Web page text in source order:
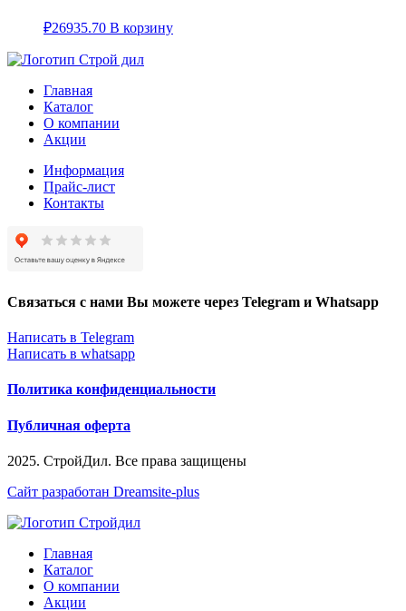
₽26935.70 В корзину
Главная
Каталог
О компании
Акции
Информация
Прайс-лист
Контакты
Связаться с нами Вы можете через Telegram и Whatsapp
Написать в Telegram
Написать в whatsapp
Политика конфиденциальности
Публичная оферта
2025. СтройДил. Все права защищены
Сайт разработан Dreamsite-plus
Главная
Каталог
О компании
Акции